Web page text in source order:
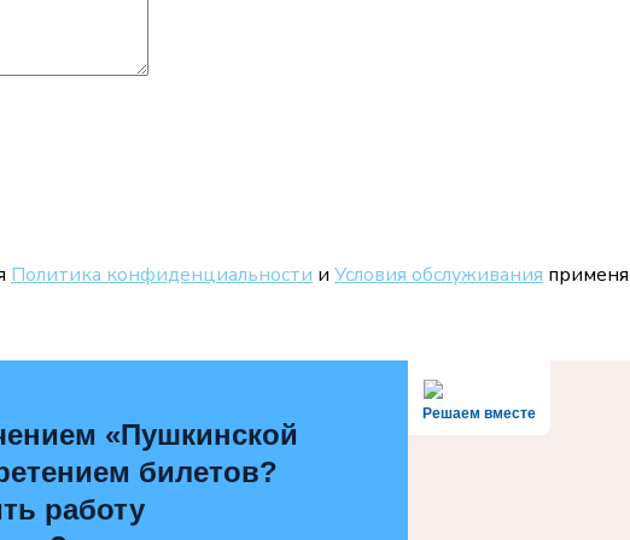
Политика конфиденциальности и Условия обслуживания
Решаем вместе
«Пушкинской
билетов?
работу